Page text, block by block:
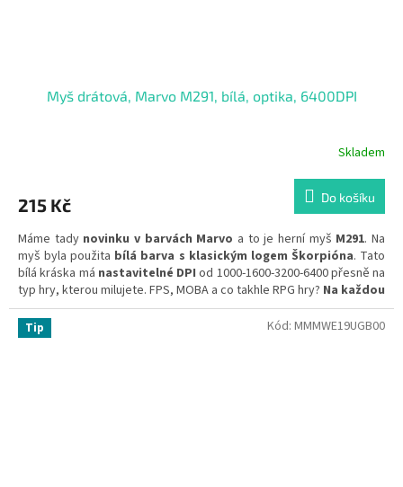
Myš drátová, Marvo M291, bílá, optika, 6400DPI
Skladem
215 Kč Do košíku
Máme tady novinku v barvách Marvo a to je herní myš M291. Na
myš byla použita bílá barva s klasickým logem Škorpióna. Tato
bílá kráska má nastavitelné DPI od 1000-1600-3200-6400 přesně na
typ hry, kterou milujete. FPS, MOBA a co takhle RPG hry? Na každou
hru můžete zvolit DPIdle libosti a 6 plněprogramovatelných
tlačítek
Vám dá náskok před nepřítelem,kdy si "bindy" a
zkratky zvolíte podle sebe
Tip Kód: MMMWE19UGB00